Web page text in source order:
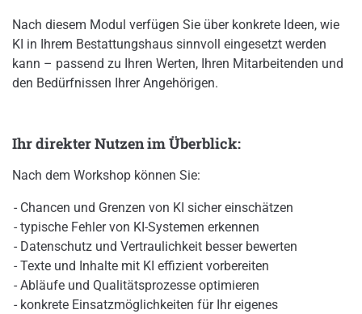
Nach diesem Modul verfügen Sie über konkrete Ideen, wie
KI in Ihrem Bestattungshaus sinnvoll eingesetzt werden
kann – passend zu Ihren Werten, Ihren Mitarbeitenden und
den Bedürfnissen Ihrer Angehörigen.
Ihr direkter Nutzen im Überblick:
Nach dem Workshop können Sie:
Chancen und Grenzen von KI sicher einschätzen
typische Fehler von KI-Systemen erkennen
Datenschutz und Vertraulichkeit besser bewerten
Texte und Inhalte mit KI effizient vorbereiten
Abläufe und Qualitätsprozesse optimieren
konkrete Einsatzmöglichkeiten für Ihr eigenes